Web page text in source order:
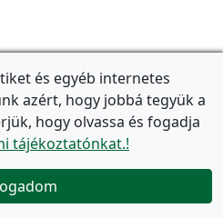
honlapjáról:
onkormanyzat/ugy/131vagy
a Polgármesteri Hivatal
68.
és egyéb internetes
azért, hogy jobbá tegyük a
hogy olvassa és fogadja
tájékoztatónkat.!